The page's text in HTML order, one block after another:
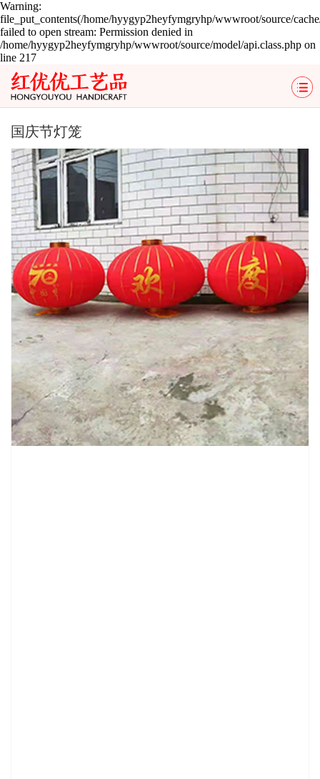
Warning:
file_put_contents(/home/hyygyp2heyfymgryhp/wwwroot/source/
failed to open stream: Permission denied in
/home/hyygyp2heyfymgryhp/wwwroot/source/model/api.class.php on
line 217
国庆节灯笼